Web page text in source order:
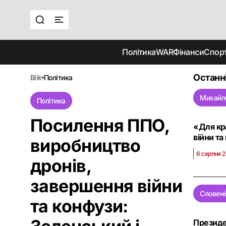
ПолітикаWARФінанси
blik політика
Політика
Посилення ППО,
виробництво
дронів,
завершення війни
та конфузи:
«Для
війни
6 серпня